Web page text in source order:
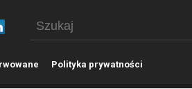
Polityka prywatności